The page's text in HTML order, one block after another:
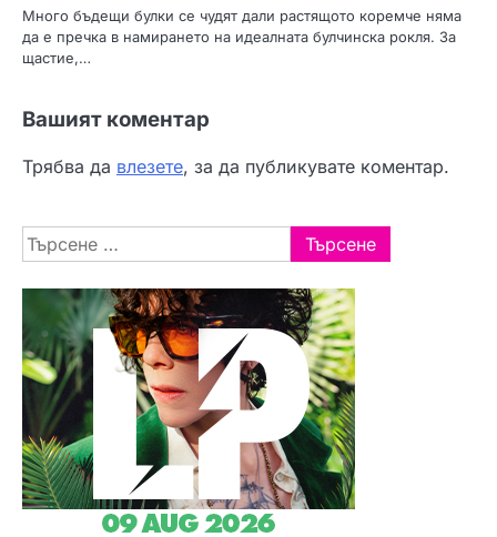
Много бъдещи булки се чудят дали растящото коремче няма
да е пречка в намирането на идеалната булчинска рокля. За
щастие,…
Вашият коментар
Трябва да влезете, за да публикувате коментар.
Търсене
за: